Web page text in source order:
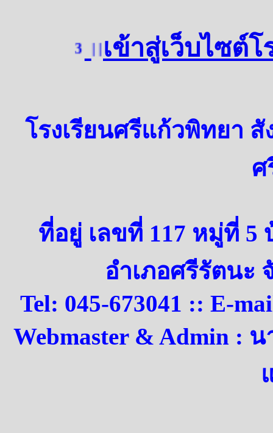
3| | | | | | | | |เข้าสู่เว็บไซต์
โรงเรียนศรีแก้วพิทยา
ศ
ที่อยู่ เลขที่ 117 หมู่ที่
อำเภอศรีรัตนะ
Tel: 045-673041 :: E-
Webmaster & Admin